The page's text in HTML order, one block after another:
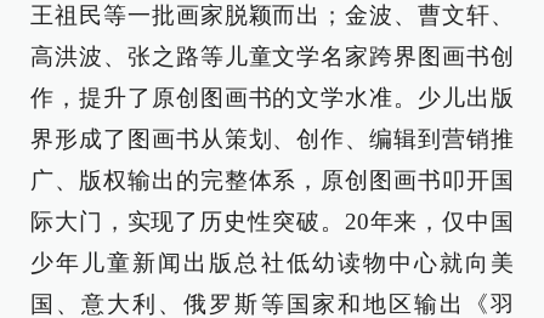
王祖民等一批画家脱颖而出；金波、曹文轩、
高洪波、张之路等儿童文学名家跨界图画书创
作，提升了原创图画书的文学水准。少儿出版
界形成了图画书从策划、创作、编辑到营销推
广、版权输出的完整体系，原创图画书叩开国
际大门，实现了历史性突破。20年来，仅中国
少年儿童新闻出版总社低幼读物中心就向美
国、意大利、俄罗斯等国家和地区输出《羽